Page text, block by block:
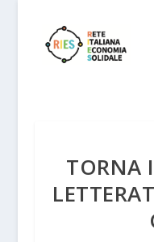
TORNA